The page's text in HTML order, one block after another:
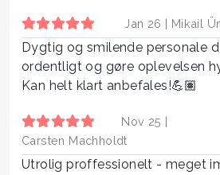
Jan 26 | Mikail
Dygtig og smilende personale
ordentligt og gøre oplevelsen
Kan helt klart anbefales!💪🏽
Nov 25 |
Carsten Machholdt
Utrolig proffessionelt - meget